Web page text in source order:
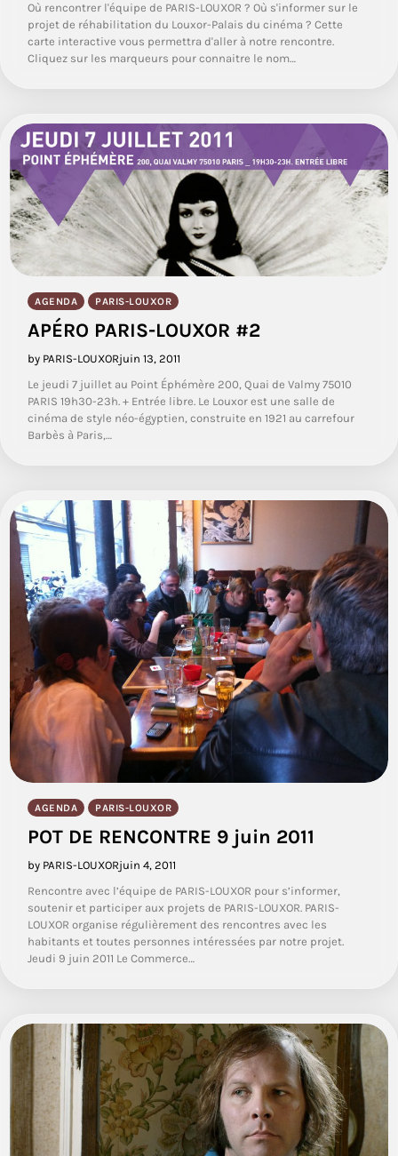
Où rencontrer l'équipe de PARIS-LOUXOR ? Où s'informer sur le
projet de réhabilitation du Louxor-Palais du cinéma ? Cette
carte interactive vous permettra d'aller à notre rencontre.
Cliquez sur les marqueurs pour connaitre le nom…
AGENDA PARIS-LOUXOR
APÉRO PARIS-LOUXOR #2
by PARIS-LOUXORjuin 13, 2011
Le jeudi 7 juillet au Point Éphémère 200, Quai de Valmy 75010
PARIS 19h30-23h. + Entrée libre. Le Louxor est une salle de
cinéma de style néo-égyptien, construite en 1921 au carrefour
Barbès à Paris,…
AGENDA PARIS-LOUXOR
POT DE RENCONTRE 9 juin 2011
by PARIS-LOUXORjuin 4, 2011
Rencontre avec l’équipe de PARIS-LOUXOR pour s’informer,
soutenir et participer aux projets de PARIS-LOUXOR. PARIS-
LOUXOR organise régulièrement des rencontres avec les
habitants et toutes personnes intéressées par notre projet.
Jeudi 9 juin 2011 Le Commerce…